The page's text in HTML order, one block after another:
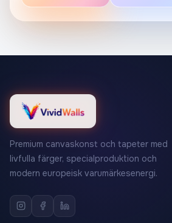
Premium canvaskonst och tapeter med
livfulla färger, specialproduktion och
modern europeisk varumärkesenergi.